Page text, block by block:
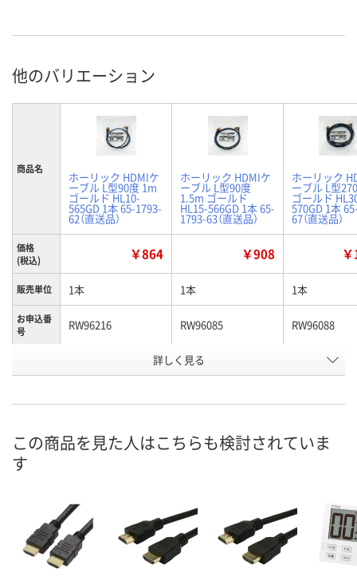
他のバリエーション
商品名
ホーリック HDMIケ
ーブル L型90度 1m
ゴールド HL10-
565GD 1本 65-1793-
62（直送品）
ホーリック HDMIケ
ーブル L型90度
1.5m ゴールド
HL15-566GD 1本 65-
1793-63（直送品）
ホーリック
ーブル L型
ゴールド
570GD 1本
67（直送品）
価格
(税込)
￥864 ￥908
販売単位 1本 1本 1本
お申込番
号
RW96216 RW96085 RW96088
あり
数量 数量
詳しく見る
この商品を見た人はこちらも検討されていま
す